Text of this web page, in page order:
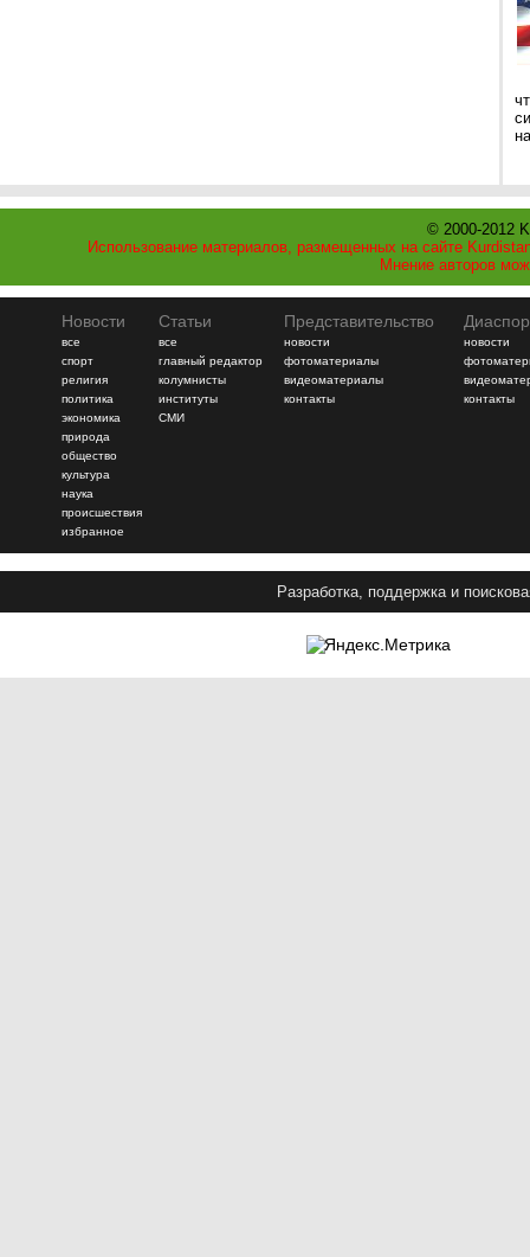
© 2000-2012
Использование материалов, размещенных на сайте
Мнение авторов
Новости
все
спорт
религия
политика
экономика
природа
общество
культура
наука
происшествия
избранное
Статьи
все
главный редактор
колумнисты
институты
СМИ
Представительство
новости
фотоматериалы
видеоматериалы
контакты
новости
контакты
Разработка, поддержка и